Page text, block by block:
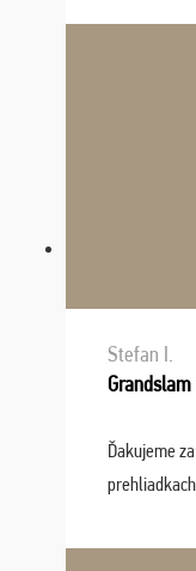
sa na
Stefan I.
Ďakujeme
spomínať a